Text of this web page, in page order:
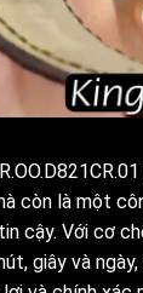
còn là một
cậy. Với cơ
giây và